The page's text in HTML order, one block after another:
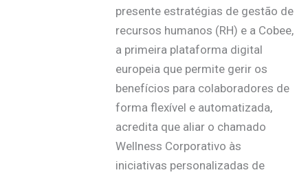
presente estratégias de gestão de
recursos humanos (RH) e a Cobee,
a primeira plataforma digital
europeia que permite gerir os
benefícios para colaboradores de
forma flexível e automatizada,
acredita que aliar o chamado
Wellness Corporativo às
iniciativas personalizadas de